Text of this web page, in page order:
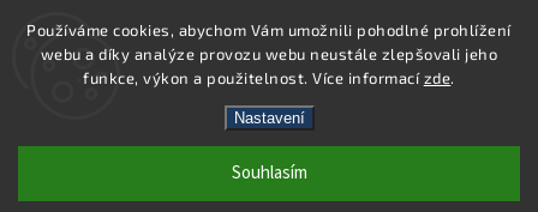
Používáme cookies, abychom Vám umožnili pohodlné prohlížení
webu a díky analýze provozu webu neustále zlepšovali jeho
funkce, výkon a použitelnost. Více informacízde.
Nastavení
Souhlasím
Hledat
SS387R - PRSTEN AG 925/1000